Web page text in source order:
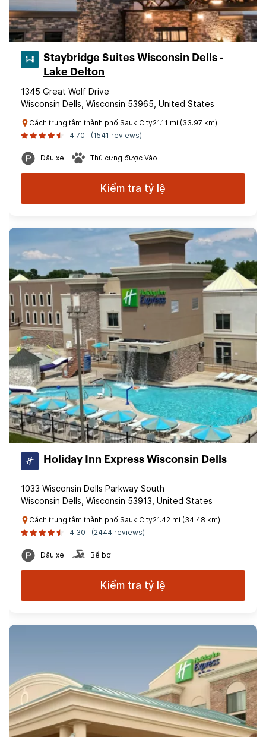
Staybridge Suites Wisconsin Dells -
Lake Delton
1345 Great Wolf Drive
Wisconsin Dells, Wisconsin 53965, United States
Cách trung tâm thành phố Sauk City21.11 mi (33.97 km)
4.70
(1541 reviews)
Đậu xe Thú cưng được Vào
Kiểm tra tỷ lệ
Holiday Inn Express Wisconsin Dells
1033 Wisconsin Dells Parkway South
Wisconsin Dells, Wisconsin 53913, United States
Cách trung tâm thành phố Sauk City21.42 mi (34.48 km)
4.30
(2444 reviews)
Đậu xe Bể bơi
Kiểm tra tỷ lệ